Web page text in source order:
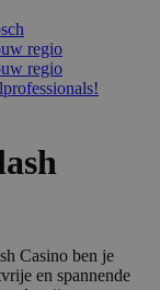
regio
regio
Casino ben je
en spannende